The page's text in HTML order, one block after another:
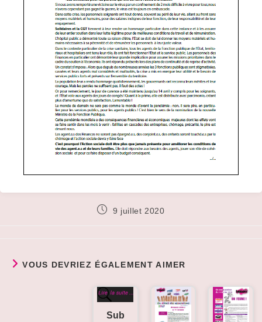
Publication
9 juillet 2020
VOUS DEVRIEZ ÉGALEMENT AIMER
Sub